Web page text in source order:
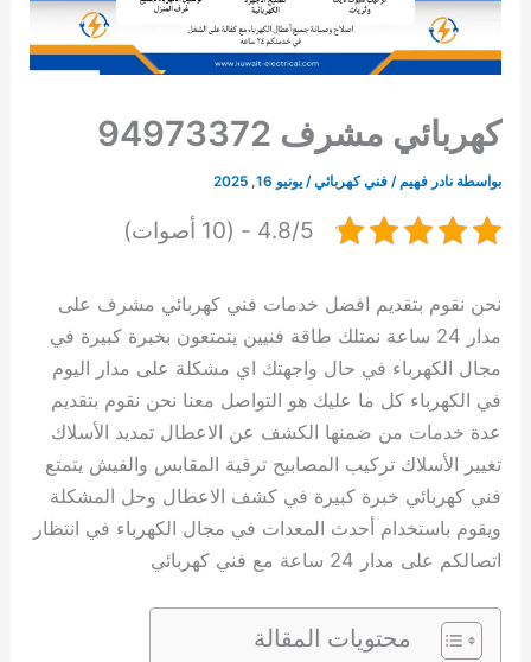
كهربائي مشرف 94973372
بواسطة نادر فهيم/فني كهربائي/يونيو 16, 2025
4.8/5 - (10 أصوات)
نحن نقوم بتقديم افضل خدمات فني كهربائي مشرف على
مدار 24 ساعة نمتلك طاقة فنيين يتمتعون بخبرة كبيرة في
مجال الكهرباء في حال واجهتك اي مشكلة على مدار اليوم
في الكهرباء كل ما عليك هو التواصل معنا نحن نقوم بتقديم
عدة خدمات من ضمنها الكشف عن الاعطال تمديد الأسلاك
تغيير الأسلاك تركيب المصابيح ترقية المقابس والفيش يتمتع
فني كهربائي خبرة كبيرة في كشف الاعطال وحل المشكلة
ويقوم باستخدام أحدث المعدات في مجال الكهرباء في انتظار
اتصالكم على مدار 24 ساعة مع فني كهربائي
محتويات المقالة